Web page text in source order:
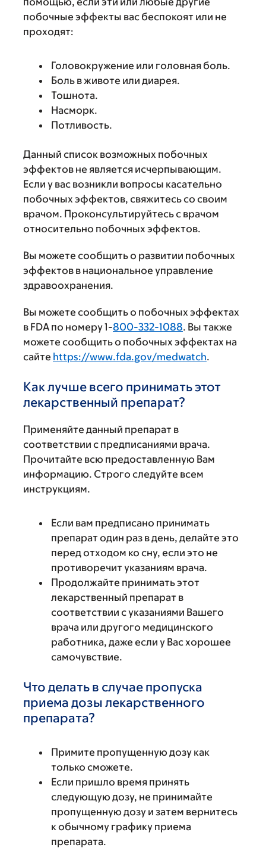
побочные эффекты вас беспокоят или не
проходят:
Головокружение или головная боль.
Боль в животе или диарея.
Тошнота.
Насморк.
Потливость.
Данный список возможных побочных
эффектов не является исчерпывающим.
Если у вас возникли вопросы касательно
побочных эффектов, свяжитесь со своим
врачом. Проконсультируйтесь с врачом
относительно побочных эффектов.
Вы можете сообщить о развитии побочных
эффектов в национальное управление
здравоохранения.
Вы можете сообщить о побочных эффектах
в FDA по номеру 1-800-332-1088. Вы также
можете сообщить о побочных эффектах на
сайте https://www.fda.gov/medwatch.
Как лучше всего принимать этот
лекарственный препарат?
Применяйте данный препарат в
соответствии с предписаниями врача.
Прочитайте всю предоставленную Вам
информацию. Строго следуйте всем
инструкциям.
Если вам предписано принимать
препарат один раз в день, делайте это
перед отходом ко сну, если это не
противоречит указаниям врача.
Продолжайте принимать этот
лекарственный препарат в
соответствии с указаниями Вашего
врача или другого медицинского
работника, даже если у Вас хорошее
самочувствие.
Что делать в случае пропуска
приема дозы лекарственного
препарата?
Примите пропущенную дозу как
только сможете.
Если пришло время принять
следующую дозу, не принимайте
пропущенную дозу и затем вернитесь
к обычному графику приема
препарата.